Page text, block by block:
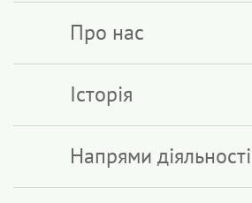
Про нас
Історія
Напрями діяльності